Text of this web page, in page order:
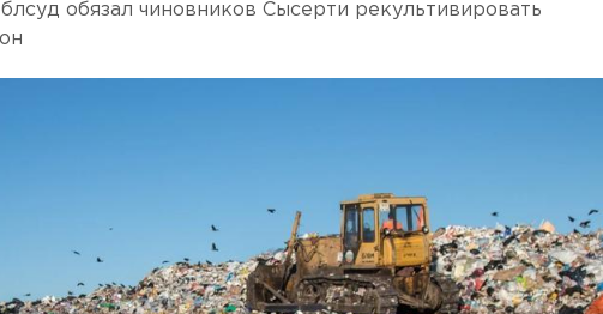
обязал чиновников Сысерти рекультивировать